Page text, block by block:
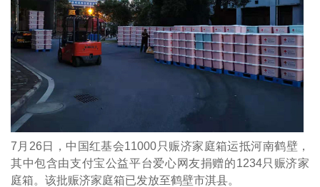
7月26日，中国红基会11000只赈济家庭箱运抵河南鹤壁，
其中包含由支付宝公益平台爱心网友捐赠的1234只赈济家
庭箱。该批赈济家庭箱已发放至鹤壁市淇县。